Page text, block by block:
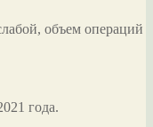
объем операций
года.